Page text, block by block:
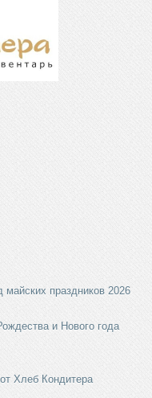
праздников 2026
и Нового года
Хлеб Кондитера